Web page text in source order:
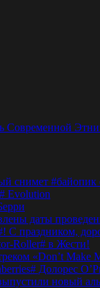
снимет
Evolution
даты
С праздником,
Roller# в Жести!
«Don’t Make
Долорес
новый